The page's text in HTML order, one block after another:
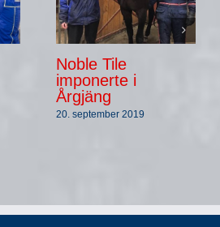
Noble Tile
imponerte i
Årgjäng
20. september 2019